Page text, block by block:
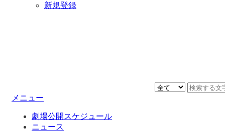
新規登録
メニュー
劇場公開スケジュール
ニュース